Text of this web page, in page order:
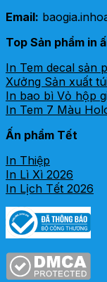
Email:
Top Sản phẩm in
In Tem decal sản
Xưởng Sản xuất
In bao bì Vỏ hộp
In Tem 7 Màu
Ấn phẩm Tết
In Thiệp
In Lì Xì 2026
In Lịch Tết 2026